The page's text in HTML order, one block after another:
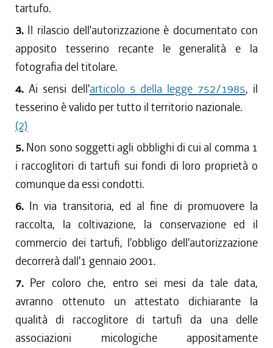
tartufo.
3. Il rilascio dell'autorizzazione è documentato con
apposito tesserino recante le generalità e la
fotografia del titolare.
4. Ai sensi dell'articolo 5 della legge 752/1985, il
tesserino è valido per tutto il territorio nazionale.
(2)
5. Non sono soggetti agli obblighi di cui al comma 1
i raccoglitori di tartufi sui fondi di loro proprietà o
comunque da essi condotti.
6. In via transitoria, ed al fine di promuovere la
raccolta, la coltivazione, la conservazione ed il
commercio dei tartufi, l'obbligo dell'autorizzazione
decorrerà dall'1 gennaio 2001.
7. Per coloro che, entro sei mesi da tale data,
avranno ottenuto un attestato dichiarante la
qualità di raccoglitore di tartufi da una delle
associazioni micologiche appositamente